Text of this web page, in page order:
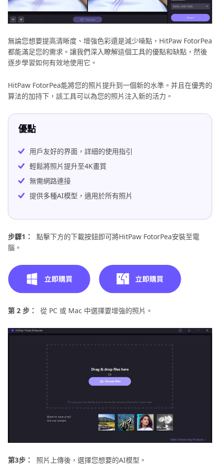
無論您想要提高清晰度、增強色彩還是減少噪點，HitPaw FotorPea
都能滿足您的需求。讓我們深入瞭解這個工具的優點和缺點，然後
逐步學習如何有效地使用它。
HitPaw FotorPea能將您的照片提升到一個新的水準。并且在優秀的
算法的加持下，該工具可以為您的照片注入新的活力。
優點
用戶友好的界面，詳細的使用指引
輕鬆將照片提升至4K畫質
無需網路連接
提供多種AI模型，適用於所有照片
步驟1：
點擊下方的下載按鈕即可將HitPaw FotorPea安裝至電
腦。
第 2 步： 從 PC 或 Mac 中選擇要增強的照片。
第3步： 照片上傳後，選擇您想要的AI模型。